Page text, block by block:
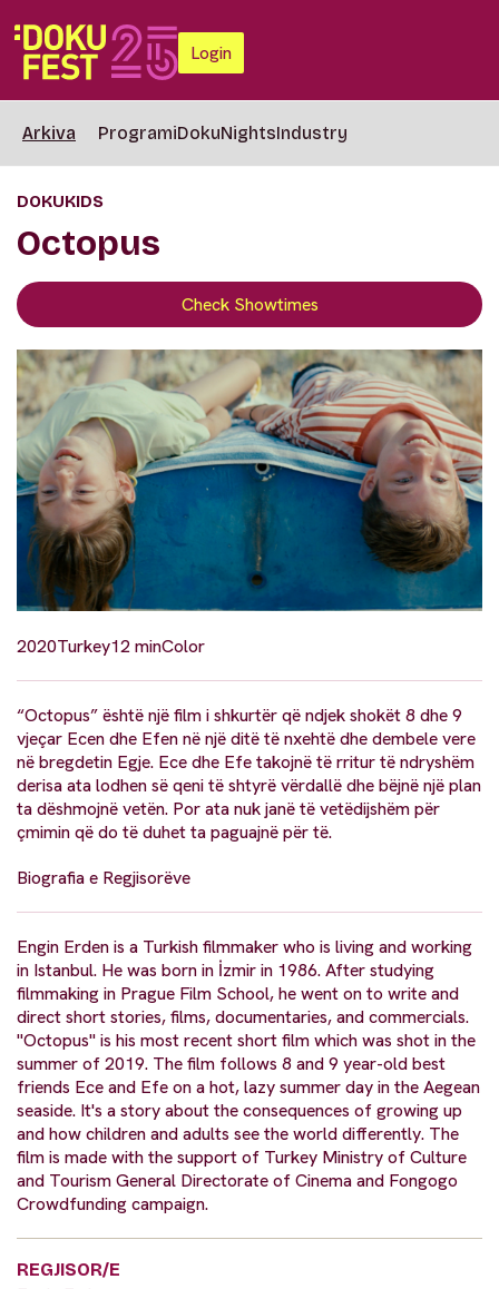
Login
Arkiva ProgramiDokuNightsIndustry
DOKUKIDS
Octopus
Check Showtimes
2020Turkey12 minColor
“Octopus” është një film i shkurtër që ndjek shokët 8 dhe 9
vjeçar Ecen dhe Efen në një ditë të nxehtë dhe dembele vere
në bregdetin Egje. Ece dhe Efe takojnë të rritur të ndryshëm
derisa ata lodhen së qeni të shtyrë vërdallë dhe bëjnë një plan
ta dëshmojnë vetën. Por ata nuk janë të vetëdijshëm për
çmimin që do të duhet ta paguajnë për të.
Biografia e Regjisorëve
Engin Erden is a Turkish filmmaker who is living and working
in Istanbul. He was born in İzmir in 1986. After studying
filmmaking in Prague Film School, he went on to write and
direct short stories, films, documentaries, and commercials.
"Octopus" is his most recent short film which was shot in the
summer of 2019. The film follows 8 and 9 year-old best
friends Ece and Efe on a hot, lazy summer day in the Aegean
seaside. It's a story about the consequences of growing up
and how children and adults see the world differently. The
film is made with the support of Turkey Ministry of Culture
and Tourism General Directorate of Cinema and Fongogo
Crowdfunding campaign.
REGJISOR/E